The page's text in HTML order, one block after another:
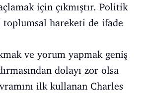
için çıkmıştır. Politik
hareketi de ifade
ve yorum yapmak geniş
dolayı zor olsa
ilk kullanan Charles